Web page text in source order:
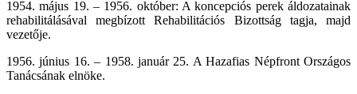
1954. május 19. – 1956. október: A koncepciós perek áldozatainak
rehabilitálásával megbízott Rehabilitációs Bizottság tagja, majd
vezetője.
1956. június 16. – 1958. január 25. A Hazafias Népfront Országos
Tanácsának elnöke.